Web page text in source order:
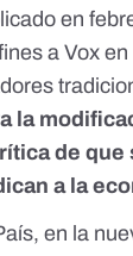
en
a Vox
la
de que
a la
, en la